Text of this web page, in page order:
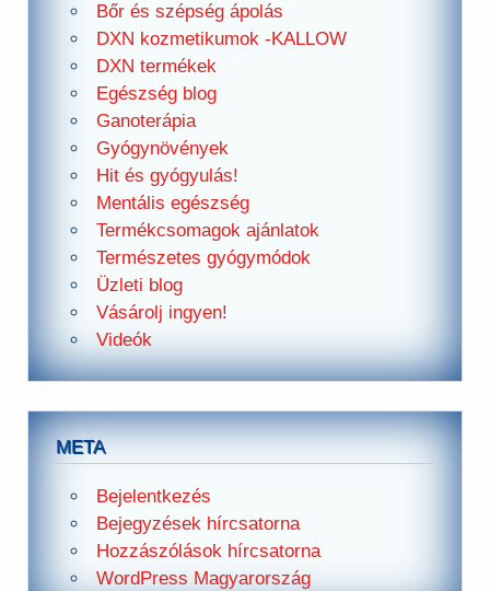
Bőr és szépség ápolás
DXN kozmetikumok -KALLOW
DXN termékek
Egészség blog
Ganoterápia
Gyógynövények
Hit és gyógyulás!
Mentális egészség
Termékcsomagok ajánlatok
Természetes gyógymódok
Üzleti blog
Vásárolj ingyen!
Videók
META
Bejelentkezés
Bejegyzések hírcsatorna
Hozzászólások hírcsatorna
WordPress Magyarország